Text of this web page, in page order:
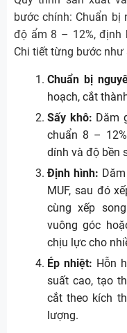
bước chính: Chuẩn bị
độ ẩm 8 – 12%, định
Chi tiết từng bước như
Chuẩn bị
hoạch, cắt
Sấy khô: Dăm
chuẩn 8 –
dính và độ bền
Định hình:
MUF, sau đó
cùng xếp
vuông góc
chịu lực cho
Ép nhiệt: Hỗn
suất cao, tạo
cắt theo kích
lượng.